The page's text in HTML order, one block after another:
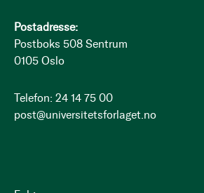
Postadresse:
Postboks 508 Sentrum
0105 Oslo
Telefon: 24 14 75 00
post@universitetsforlaget.no